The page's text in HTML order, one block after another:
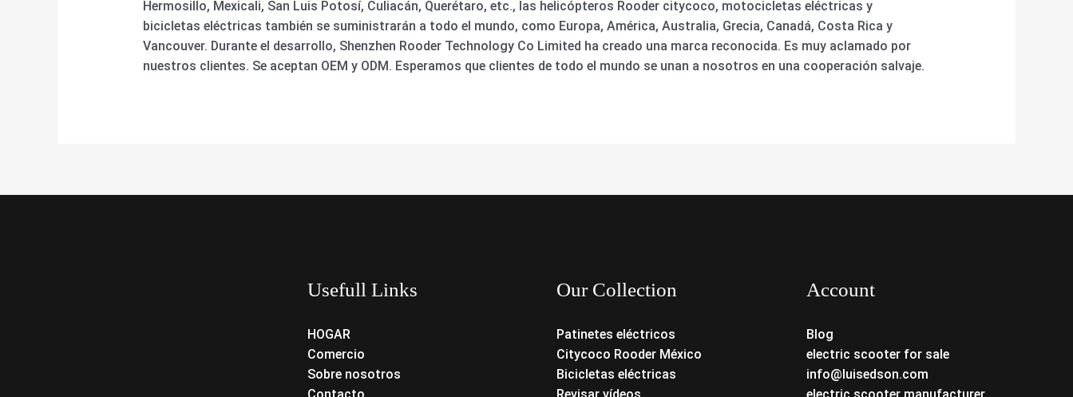
Hermosillo, Mexicali, San Luis Potosí, Culiacán, Querétaro, etc., las helicópteros Rooder citycoco, motocicletas eléctricas y
bicicletas eléctricas también se suministrarán a todo el mundo, como Europa, América, Australia, Grecia, Canadá, Costa Rica y
Vancouver. Durante el desarrollo, Shenzhen Rooder Technology Co Limited ha creado una marca reconocida. Es muy aclamado por
nuestros clientes. Se aceptan OEM y ODM. Esperamos que clientes de todo el mundo se unan a nosotros en una cooperación salvaje.
Usefull Links
HOGAR
Comercio
Sobre nosotros
Our Collection
Patinetes eléctricos
Citycoco Rooder México
Bicicletas eléctricas
Account
Blog
electric scooter for sale
info@luisedson.com